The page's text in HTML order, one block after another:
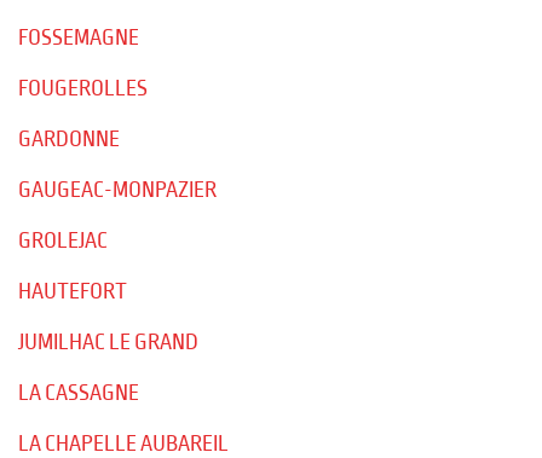
FOSSEMAGNE
FOUGEROLLES
GARDONNE
GAUGEAC-MONPAZIER
GROLEJAC
HAUTEFORT
JUMILHAC LE GRAND
LA CASSAGNE
LA CHAPELLE AUBAREIL